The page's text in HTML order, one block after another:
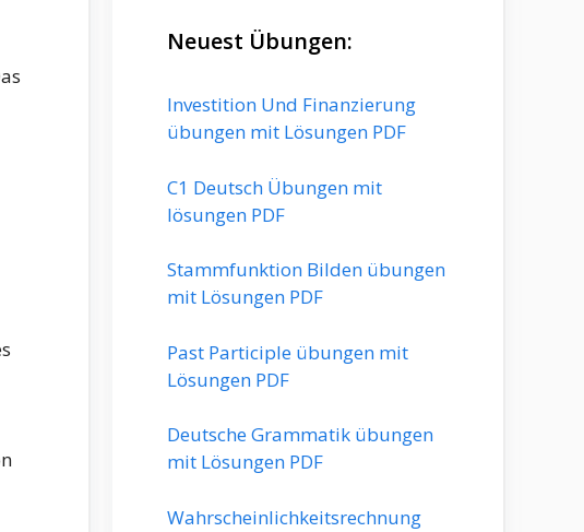
Neuest Übungen:
Investition Und Finanzierung
übungen mit Lösungen PDF
C1 Deutsch Übungen mit
lösungen PDF
Stammfunktion Bilden übungen
mit Lösungen PDF
Past Participle übungen mit
Lösungen PDF
Deutsche Grammatik übungen
mit Lösungen PDF
Wahrscheinlichkeitsrechnung